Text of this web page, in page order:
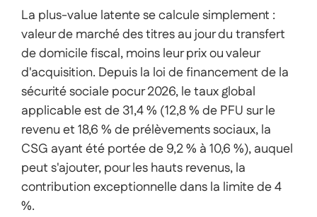
La plus-value latente se calcule simplement :
valeur de marché des titres au jour du transfert
de domicile fiscal, moins leur prix ou valeur
d'acquisition. Depuis la loi de financement de la
sécurité sociale pocur 2026, le taux global
applicable est de 31,4 % (12,8 % de PFU sur le
revenu et 18,6 % de prélèvements sociaux, la
CSG ayant été portée de 9,2 % à 10,6 %), auquel
peut s'ajouter, pour les hauts revenus, la
contribution exceptionnelle dans la limite de 4
%.